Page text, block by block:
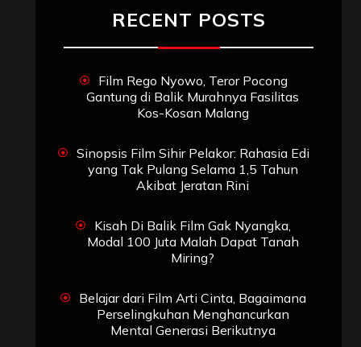
RECENT POSTS
Film Rego Nyowo, Teror Pocong
Gantung di Balik Murahnya Fasilitas
Kos-Kosan Malang
Sinopsis Film Sihir Pelakor: Rahasia Edi
yang Tak Pulang Selama 1,5 Tahun
Akibat Jeratan Rini
Kisah Di Balik Film Gak Nyangka,
Modal 100 Juta Malah Dapat Tanah
Miring?
Belajar dari Film Arti Cinta, Bagaimana
Perselingkuhan Menghancurkan
Mental Generasi Berikutnya